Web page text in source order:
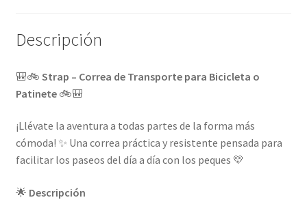
Descripción
🎒🚲 Strap – Correa de Transporte para Bicicleta o
Patinete🚲🎒
¡Llévate la aventura a todas partes de la forma más
cómoda! ✨ Una correa práctica y resistente pensada para
facilitar los paseos del día a día con los peques 💛
🌟 Descripción